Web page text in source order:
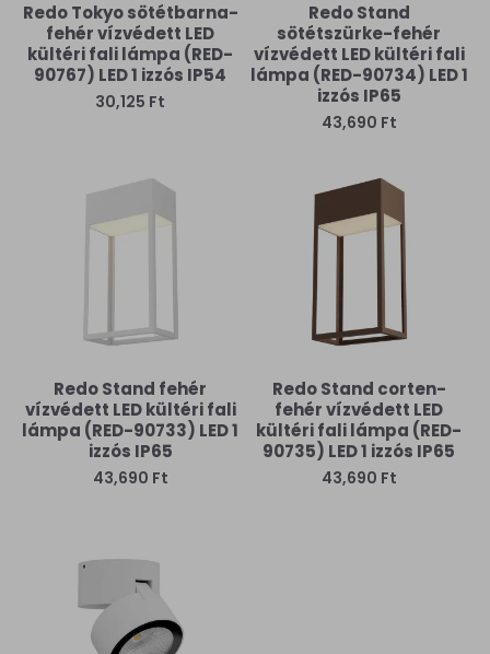
Redo Tokyo sötétbarna-
fehér vízvédett LED
kültéri fali lámpa (RED-
90767) LED 1 izzós IP54
30,125 Ft
Redo Stand
sötétszürke-fehér
vízvédett LED kültéri fali
lámpa (RED-90734) LED 1
izzós IP65
43,690 Ft
Redo Stand fehér
vízvédett LED kültéri fali
lámpa (RED-90733) LED 1
izzós IP65
43,690 Ft
Redo Stand corten-
fehér vízvédett LED
kültéri fali lámpa (RED-
90735) LED 1 izzós IP65
43,690 Ft